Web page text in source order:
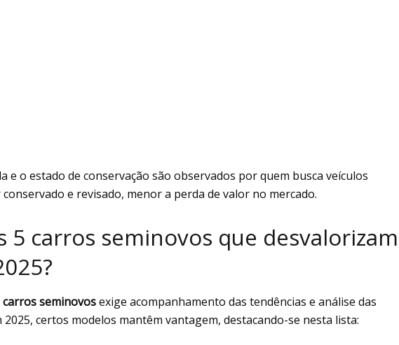
e o estado de conservação são observados por quem busca veículos
e revisado, menor a perda de valor no mercado.
5 carros seminovos que desvalorizam
seminovosexige acompanhamento das tendências e análise das
2025, certos modelos mantêm vantagem, destacando-se nesta lista: